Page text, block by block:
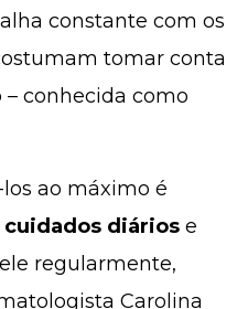
constante com os
tomar conta
conhecida como
ao máximo é
diários e
regularmente,
Carolina